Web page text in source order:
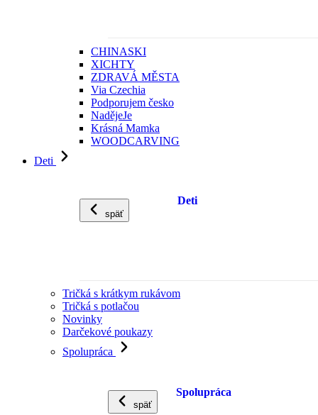
CHINASKI
XICHTY
ZDRAVÁ MĚSTA
Via Czechia
Podporujem česko
NadějeJe
Krásná Mamka
WOODCARVING
Deti
späť
Deti
Tričká s krátkym rukávom
Tričká s potlačou
Novinky
Darčekové poukazy
Spolupráca
späť
Spolupráca